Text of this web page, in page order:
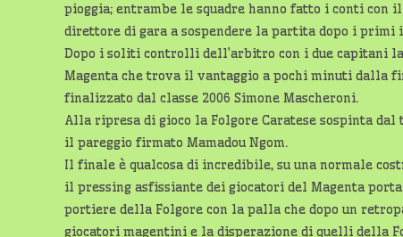
pioggia; entrambe le squadre hanno fatto i conti con
direttore di gara a sospendere la partita dopo i
Dopo i soliti controlli dell’arbitro con i due capitani
Magenta che trova il vantaggio a pochi minuti dalla
finalizzato dal classe 2006 Simone Mascheroni.
Alla ripresa di gioco la Folgore Caratese sospinta
il pareggio firmato Mamadou Ngom.
Il finale è qualcosa di incredibile, su una normale
il pressing asfissiante dei giocatori del Magenta
portiere della Folgore con la palla che dopo un
giocatori magentini e la disperazione di quelli della